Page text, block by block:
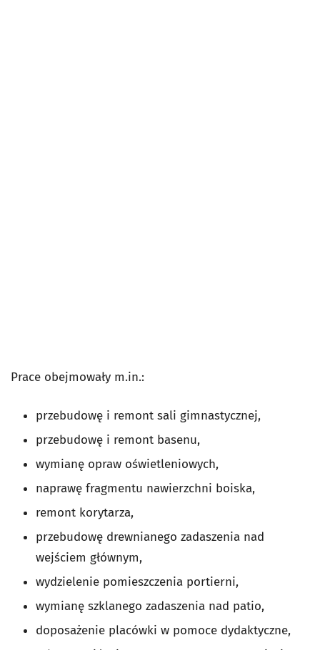
Prace obejmowały m.in.:
przebudowę i remont sali gimnastycznej,
przebudowę i remont basenu,
wymianę opraw oświetleniowych,
naprawę fragmentu nawierzchni boiska,
remont korytarza,
przebudowę drewnianego zadaszenia nad
wejściem głównym,
wydzielenie pomieszczenia portierni,
wymianę szklanego zadaszenia nad patio,
doposażenie placówki w pomoce dydaktyczne,